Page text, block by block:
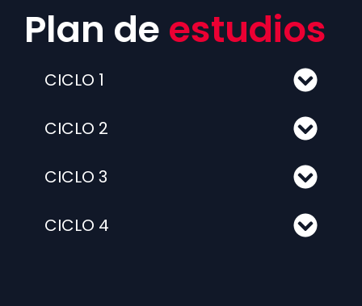
Plan de estudios
CICLO 1
CICLO 2
CICLO 3
CICLO 4